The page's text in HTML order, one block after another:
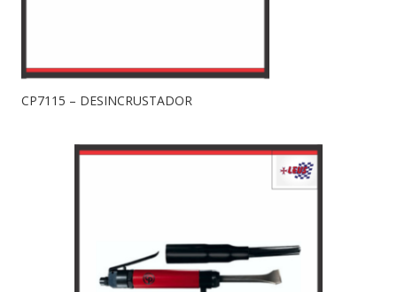
CP7115 – DESINCRUSTADOR